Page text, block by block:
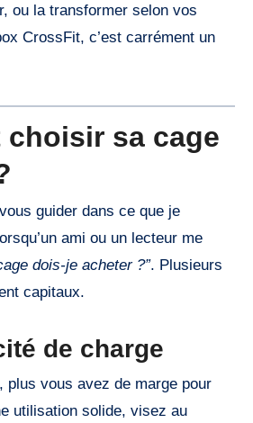
ou la transformer selon vos
CrossFit, c’est carrément un
choisir sa cage
guider dans ce que je
ami ou un lecteur me
dois-je acheter ?”. Plusieurs
capitaux.
de charge
plus vous avez de marge pour
utilisation solide, visez au